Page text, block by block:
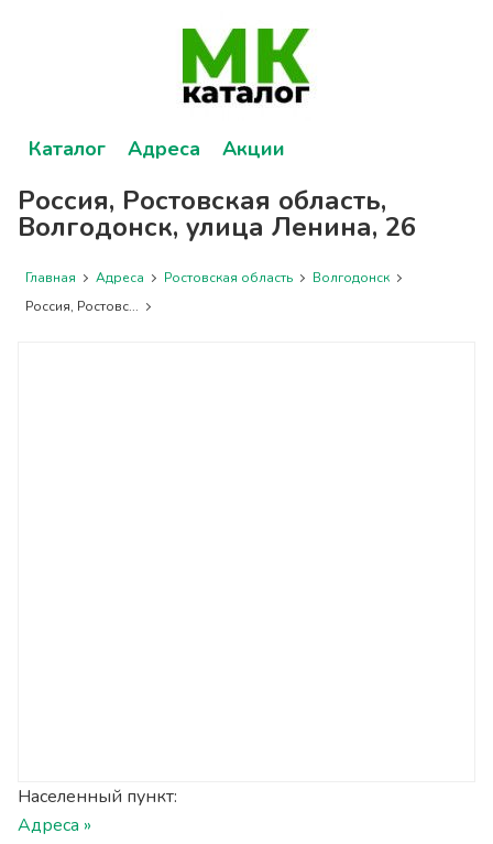
Каталог Адреса Акции
Россия, Ростовская область,
Волгодонск, улица Ленина, 26
Главная Адреса Ростовская область
Волгодонск
Россия, Ростовс...
Населенный пункт:
Адреса »